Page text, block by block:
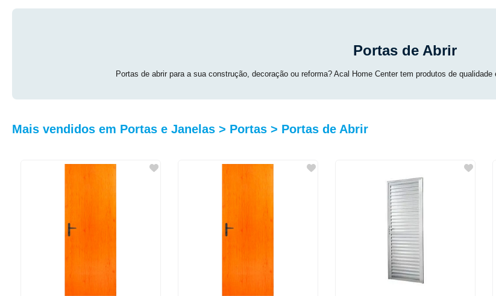
MODELO
PRODUTO
Portas de Abrir
Portas de abrir para a sua construção, decoração ou reforma? Acal Home Center tem produtos de
Mais vendidos em Portas e Janelas > Portas > Portas de Abrir